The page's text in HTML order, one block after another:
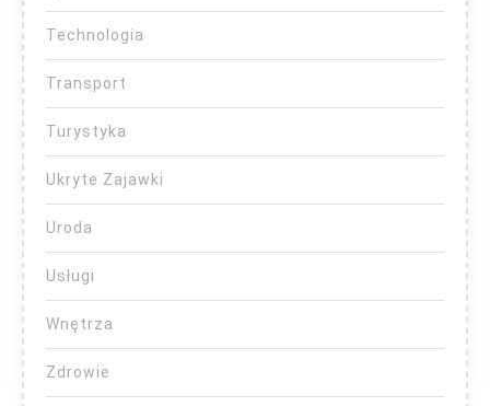
Technologia
Transport
Turystyka
Ukryte Zajawki
Uroda
Usługi
Wnętrza
Zdrowie